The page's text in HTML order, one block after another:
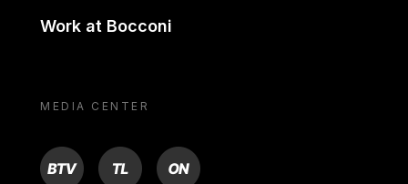
Work at Bocconi
MEDIA CENTER
BTV TL ON